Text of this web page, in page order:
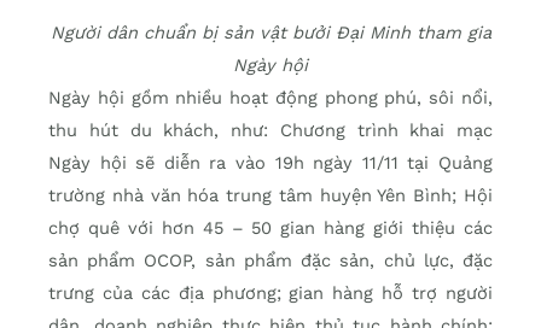
Người dân chuẩn bị sản vật bưởi Đại Minh tham gia
Ngày hội
Ngày hội gồm nhiều hoạt động phong phú, sôi nổi,
thu hút du khách, như: Chương trình khai mạc
Ngày hội sẽ diễn ra vào 19h ngày 11/11 tại Quảng
trường nhà văn hóa trung tâm huyện Yên Bình; Hội
chợ quê với hơn 45 – 50 gian hàng giới thiệu các
sản phẩm OCOP, sản phẩm đặc sản, chủ lực, đặc
trưng của các địa phương; gian hàng hỗ trợ người